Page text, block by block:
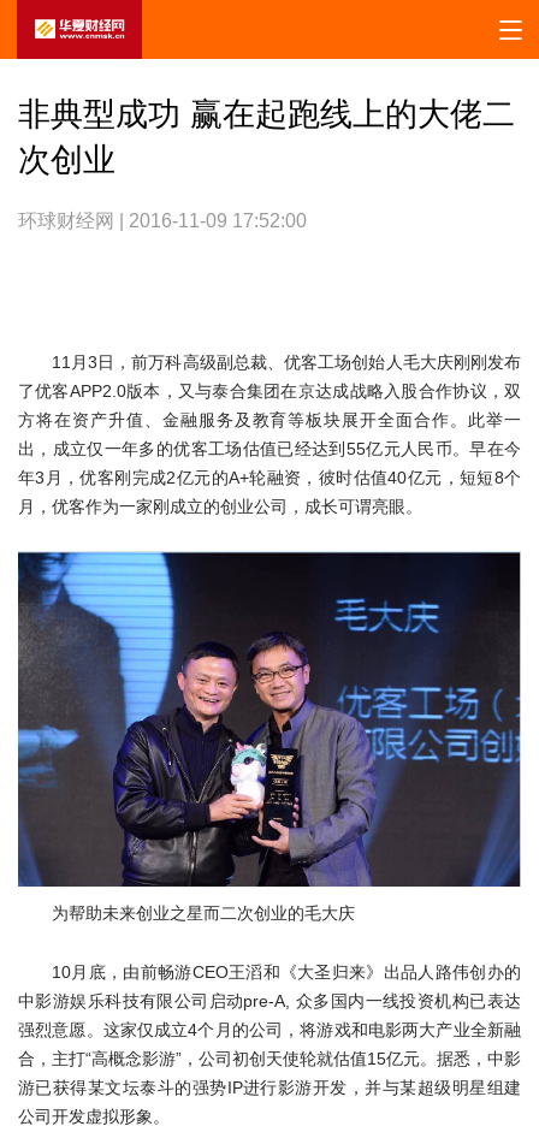
非典型成功 赢在起跑线上的大佬二
次创业
环球财经网 | 2016-11-09 17:52:00
11月3日，前万科高级副总裁、优客工场创始人毛大庆刚刚发布
了优客APP2.0版本，又与泰合集团在京达成战略入股合作协议，双
方将在资产升值、金融服务及教育等板块展开全面合作。此举一
出，成立仅一年多的优客工场估值已经达到55亿元人民币。早在今
年3月，优客刚完成2亿元的A+轮融资，彼时估值40亿元，短短8个
月，优客作为一家刚成立的创业公司，成长可谓亮眼。
为帮助未来创业之星而二次创业的毛大庆
10月底，由前畅游CEO王滔和《大圣归来》出品人路伟创办的
中影游娱乐科技有限公司启动pre-A, 众多国内一线投资机构已表达
强烈意愿。这家仅成立4个月的公司，将游戏和电影两大产业全新融
合，主打“高概念影游”，公司初创天使轮就估值15亿元。据悉，中影
游已获得某文坛泰斗的强势IP进行影游开发，并与某超级明星组建
公司开发虚拟形象。